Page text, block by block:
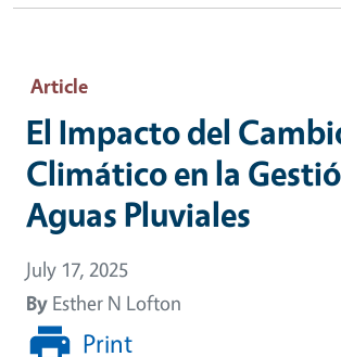
Article
El Impacto del
Climático en la
Aguas Pluviales
July 17, 2025
By Esther N Lofton
Print